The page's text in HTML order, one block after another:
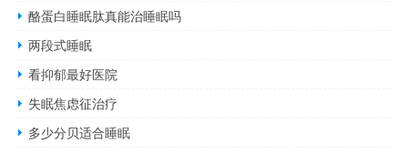
酪蛋白睡眠肽真能治睡眠吗
两段式睡眠
看抑郁最好医院
失眠焦虑征治疗
多少分贝适合睡眠